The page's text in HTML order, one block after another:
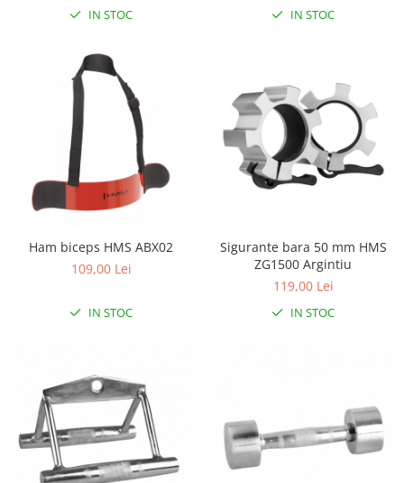
Lampi de veghe
Saltele de infasat
IN STOC IN STOC
Ham biceps HMS ABX02
109,00 Lei
IN STOC
Sigurante bara 50 mm HMS
ZG1500 Argintiu
119,00 Lei
IN STOC